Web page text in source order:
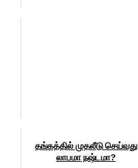
தங்கத்தில் முதலீடு செய்வது
லாபமா நஷ்டமா?